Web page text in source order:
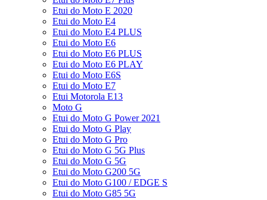
Etui do Moto E 2020
Etui do Moto E4
Etui do Moto E4 PLUS
Etui do Moto E6
Etui do Moto E6 PLUS
Etui do Moto E6 PLAY
Etui do Moto E6S
Etui do Moto E7
Etui Motorola E13
Moto G
Etui do Moto G Power 2021
Etui do Moto G Play
Etui do Moto G Pro
Etui do Moto G 5G Plus
Etui do Moto G 5G
Etui do Moto G200 5G
Etui do Moto G100 / EDGE S
Etui do Moto G85 5G